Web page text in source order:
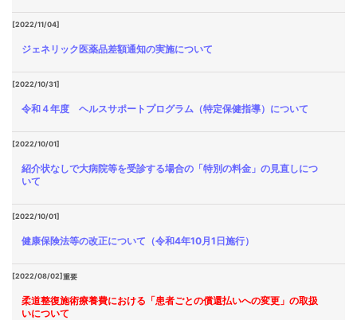
[2022/11/04]
ジェネリック医薬品差額通知の実施について
[2022/10/31]
令和４年度 ヘルスサポートプログラム（特定保健指導）について
[2022/10/01]
紹介状なしで大病院等を受診する場合の「特別の料金」の見直しにつ
いて
[2022/10/01]
健康保険法等の改正について（令和4年10月1日施行）
[2022/08/02]重要
柔道整復施術療養費における「患者ごとの償還払いへの変更」の取扱
いについて